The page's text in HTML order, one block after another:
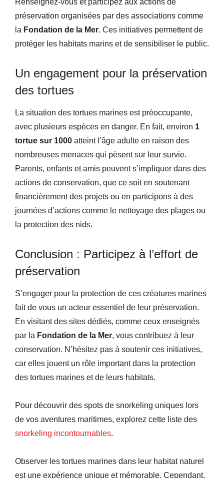
Renseignez-vous et participez aux actions de
préservation organisées par des associations comme
la Fondation de la Mer. Ces initiatives permettent de
protéger les habitats marins et de sensibiliser le public.
Un engagement pour la préservation
des tortues
La situation des tortues marines est préoccupante,
avec plusieurs espèces en danger. En fait, environ 1
tortue sur 1000 atteint l’âge adulte en raison des
nombreuses menaces qui pèsent sur leur survie.
Parents, enfants et amis peuvent s’impliquer dans des
actions de conservation, que ce soit en soutenant
financièrement des projets ou en participons à des
journées d’actions comme le nettoyage des plages ou
la protection des nids.
Conclusion : Participez à l’effort de
préservation
S’engager pour la protection de ces créatures marines
fait de vous un acteur essentiel de leur préservation.
En visitant des sites dédiés, comme ceux enseignés
par la Fondation de la Mer, vous contribuez à leur
conservation. N’hésitez pas à soutenir ces initiatives,
car elles jouent un rôle important dans la protection
des tortues marines et de leurs habitats.
Pour découvrir des spots de snorkeling uniques lors
de vos aventures maritimes, explorez cette liste des
snorkeling incontournables.
Observer les tortues marines dans leur habitat naturel
est une expérience unique et mémorable. Cependant,